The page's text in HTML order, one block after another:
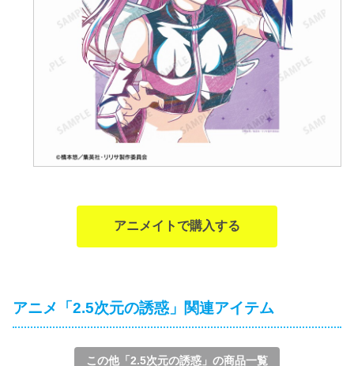
アニメイトで購入する
アニメ「2.5次元の誘惑」関連アイテム
この他「2.5次元の誘惑」の商品一覧